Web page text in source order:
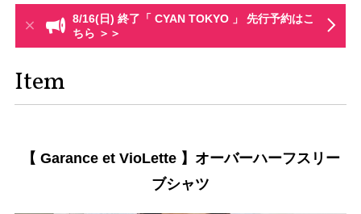
8/16(日) 終了「 CYAN TOKYO 」 先行予約はこ
ちら ＞＞
Item
【 Garance et VioLette 】オーバーハーフスリー
ブシャツ